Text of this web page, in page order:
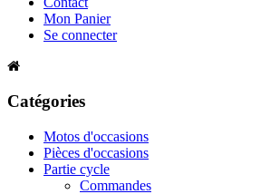
Mon Panier
Se connecter
Catégories
Motos d'occasions
Pièces d'occasions
Partie cycle
Commandes